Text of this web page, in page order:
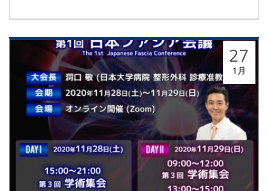
27
1月